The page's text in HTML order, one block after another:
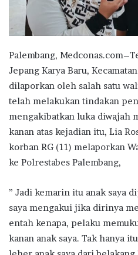
Palembang,
Jepang Karya Baru,
dilaporkan oleh salah satu
telah melakukan tindakan
mengakibatkan luka diwajah
kanan atas kejadian itu, Lia
korban RG (11) melaporkan
ke Polrestabes Palembang,
” Jadi kemarin itu anak saya
saya mengakui jika dirinya
entah kenapa, pelaku
kanan anak saya. Tak hanya